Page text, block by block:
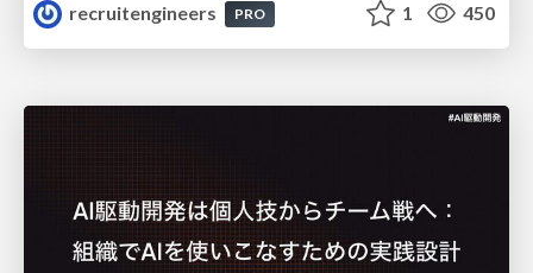
recruitengineers
PRO 1 450